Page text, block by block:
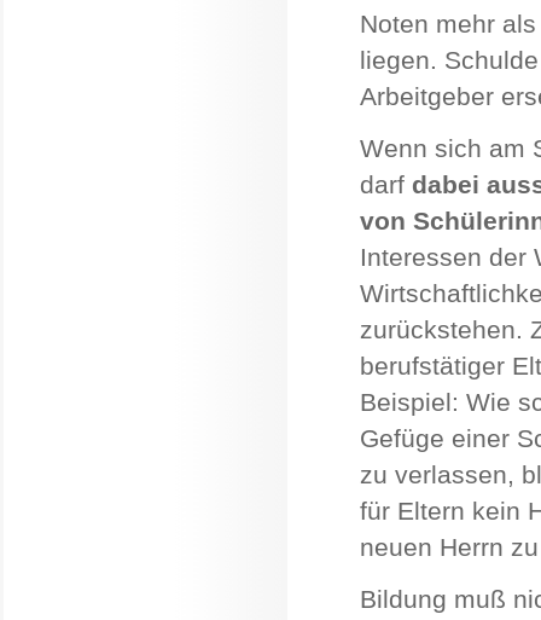
Noten mehr
liegen.
Arbeitgeber
Wenn sich am
darfdabei
von
Interessen der
zurückstehen.
berufstätiger
Beispiel: Wie
Gefüge einer
zu verlassen,
für Eltern kein
neuen Herrn
Bildung muß